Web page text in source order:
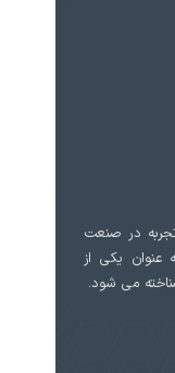
برابا با بیش از 30 سال تجربه در صنعت
یکی از
می شود.